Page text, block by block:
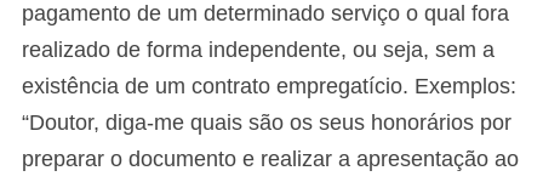
pagamento de um determinado serviço o qual fora
realizado de forma independente, ou seja, sem a
existência de um contrato empregatício. Exemplos:
“Doutor, diga-me quais são os seus honorários por
preparar o documento e realizar a apresentação ao